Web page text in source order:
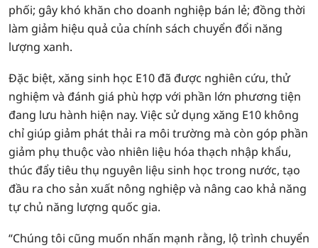
phối; gây khó khăn cho doanh nghiệp bán lẻ; đồng thời
làm giảm hiệu quả của chính sách chuyển đổi năng
lượng xanh.
Đặc biệt, xăng sinh học E10 đã được nghiên cứu, thử
nghiệm và đánh giá phù hợp với phần lớn phương tiện
đang lưu hành hiện nay. Việc sử dụng xăng E10 không
chỉ giúp giảm phát thải ra môi trường mà còn góp phần
giảm phụ thuộc vào nhiên liệu hóa thạch nhập khẩu,
thúc đẩy tiêu thụ nguyên liệu sinh học trong nước, tạo
đầu ra cho sản xuất nông nghiệp và nâng cao khả năng
tự chủ năng lượng quốc gia.
“Chúng tôi cũng muốn nhấn mạnh rằng, lộ trình chuyển